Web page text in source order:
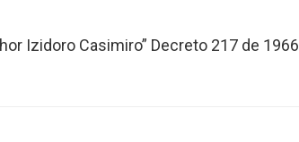
Izidoro Casimiro” Decreto 217 de 1966